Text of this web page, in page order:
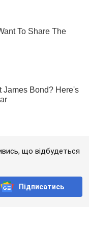
що відбудеться
Підписатись